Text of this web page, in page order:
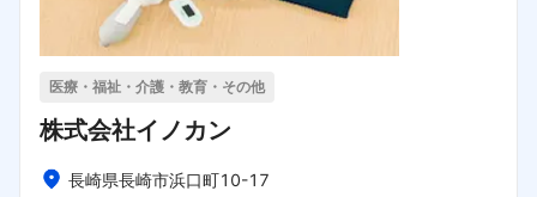
医療・福祉・介護・教育・その他
株式会社イノカン
長崎県長崎市浜口町10-17